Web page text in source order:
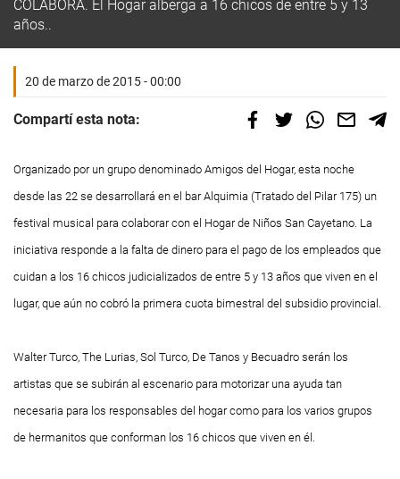
COLABORÁ. El Hogar alberga a 16 chicos de entre 5 y 13
años..
20 de marzo de 2015 - 00:00
Compartí esta nota:
Organizado por un grupo denominado Amigos del Hogar, esta noche
desde las 22 se desarrollará en el bar Alquimia (Tratado del Pilar 175) un
festival musical para colaborar con el Hogar de Niños San Cayetano. La
iniciativa responde a la falta de dinero para el pago de los empleados que
cuidan a los 16 chicos judicializados de entre 5 y 13 años que viven en el
lugar, que aún no cobró la primera cuota bimestral del subsidio provincial.
Walter Turco, The Lurias, Sol Turco, De Tanos y Becuadro serán los
artistas que se subirán al escenario para motorizar una ayuda tan
necesaria para los responsables del hogar como para los varios grupos
de hermanitos que conforman los 16 chicos que viven en él.